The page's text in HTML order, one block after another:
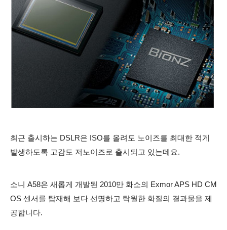
최근 출시하는 DSLR은 ISO를 올려도 노이즈를 최대한 적게
발생하도록 고감도 저노이즈로 출시되고 있는데요.
소니 A58은 새롭게 개발된 2010만 화소의 Exmor APS HD CM
OS 센서를 탑재해 보다 선명하고 탁월한 화질의 결과물을 제
공합니다.